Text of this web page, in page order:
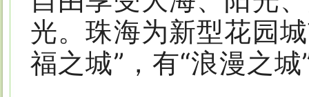
光。珠海为新型花园
福之城”，有“浪漫之